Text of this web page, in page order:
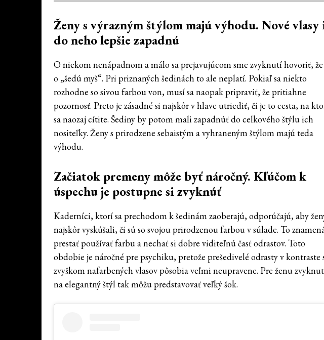
Ženy s výrazným štýlom majú výhodu. Nové vlasy
do neho lepšie zapadnú
O niekom nenápadnom a málo sa prejavujúcom sme zvyknutí hovoriť,
o „šedú myš“. Pri priznaných šedinách to ale neplatí. Pokiaľ sa niekto
rozhodne so sivou farbou von, musí sa naopak pripraviť, že pritiahne
pozornosť. Preto je zásadné si najskôr v hlave utriediť, či je to cesta, na
sa naozaj cítite. Šediny by potom mali zapadnúť do celkového štýlu ich
nositeľky. Ženy s prirodzene sebaistým a vyhraneným štýlom majú teda
výhodu.
Začiatok premeny môže byť náročný. Kľúčom k
úspechu je postupne si zvyknúť
Kaderníci, ktorí sa prechodom k šedinám zaoberajú, odporúčajú, aby
najskôr vyskúšali, či sú so svojou prirodzenou farbou v súlade. To
prestať používať farbu a nechať si dobre viditeľnú časť odrastov. Toto
obdobie je náročné pre psychiku, pretože prešedivelé odrasty v kontraste
zvyškom nafarbených vlasov pôsobia veľmi neupravene. Pre ženu
na elegantný štýl tak môžu predstavovať veľký šok.